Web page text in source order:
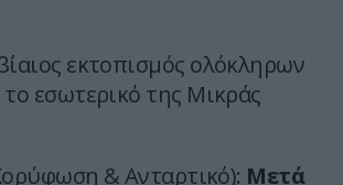
εκτοπισμός ολόκληρων
εσωτερικό της Μικράς
& Ανταρτικό): Μετά